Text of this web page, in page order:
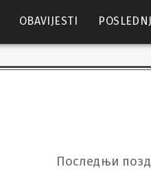
OBAVIJESTI
Последњи